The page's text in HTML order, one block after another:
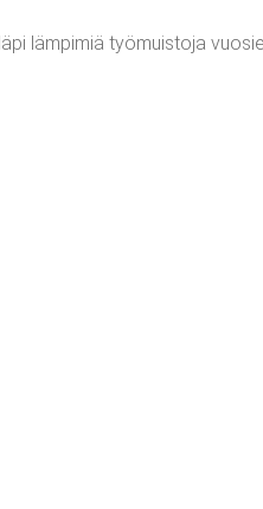
lämpimiä työmuistoja